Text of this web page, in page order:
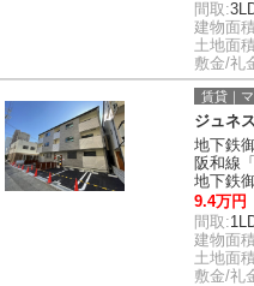
間取:
建物面
土地面
敷金/礼
賃貸｜
ジュネ
地下鉄
阪和線
地下鉄
9.4万円
間取:
建物面
土地面
敷金/礼